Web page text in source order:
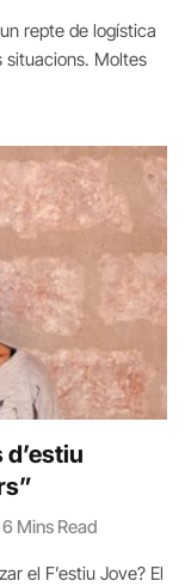
repte de logística
situacions. Moltes
6 Mins Read
el F’estiu Jove? El